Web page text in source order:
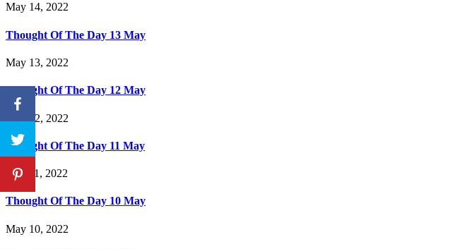
May 14, 2022
Thought Of The Day 13 May
May 13, 2022
Thought Of The Day 12 May
May 12, 2022
Thought Of The Day 11 May
May 11, 2022
Thought Of The Day 10 May
May 10, 2022